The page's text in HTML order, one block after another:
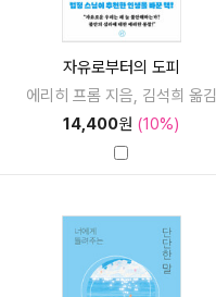
자유로부터의 도피
에리히 프롬 지음, 김석희 옮김
14,400원 (10%)